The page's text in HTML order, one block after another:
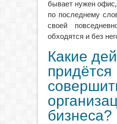
бывает нужен
по последнему
своей
обходятся и без
Какие
придётся
бизнеса?